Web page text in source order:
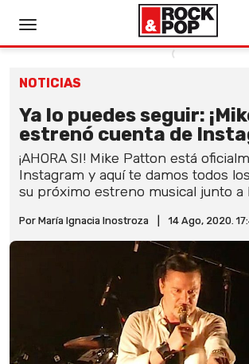
NOTICIAS
Ya lo puedes seguir:
estrenó cuenta de
¡AHORA SI! Mike Patton está
Instagram y aquí te damos todos
su próximo estreno musical junto a
Por María Ignacia Inostroza 14 Ago, 2020.